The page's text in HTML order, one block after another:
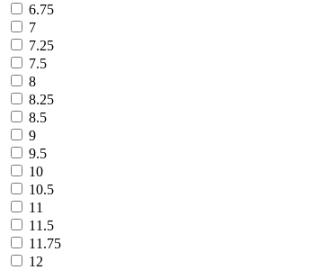
6.75
7
7.25
7.5
8
8.25
8.5
9
9.5
10
10.5
11
11.5
11.75
12